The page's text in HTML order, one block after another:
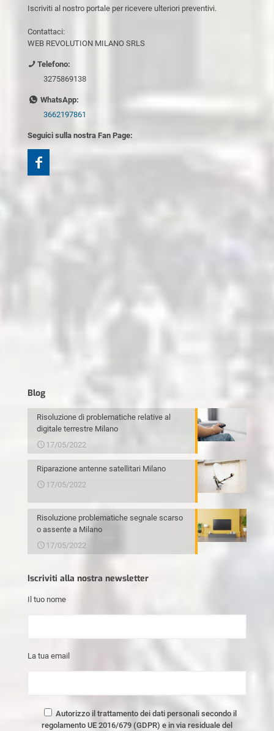
Iscriviti al nostro portale per ricevere ulteriori preventivi.
Contattaci:
WEB REVOLUTION MILANO SRLS
Telefono:
3275869138
WhatsApp:
3662197861
Seguici sulla nostra Fan Page:
Blog
Risoluzione di problematiche relative al
digitale terrestre Milano
17/05/2022
Riparazione antenne satellitari Milano
17/05/2022
Risoluzione problematiche segnale scarso
o assente a Milano
17/05/2022
Iscriviti alla nostra newsletter
Il tuo nome
La tua email
Autorizzo il trattamento dei dati personali secondo il
regolamento UE 2016/679 (GDPR) e in via residuale del